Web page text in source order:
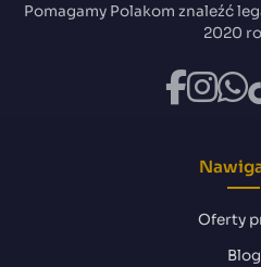
Pomagamy Polakom znaleźć
2020
Oferty
Blog